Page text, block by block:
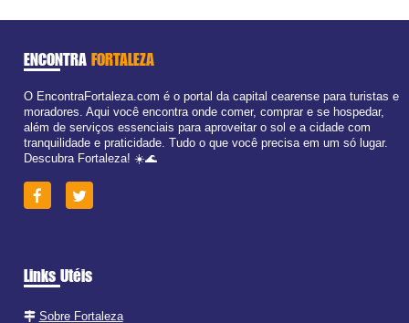
ENCONTRA FORTALEZA
O EncontraFortaleza.com é o portal da capital cearense para turistas e
moradores. Aqui você encontra onde comer, comprar e se hospedar,
além de serviços essenciais para aproveitar o sol e a cidade com
tranquilidade e praticidade. Tudo o que você precisa em um só lugar.
Descubra Fortaleza! ☀️🌊
Links Utéis
Sobre Fortaleza